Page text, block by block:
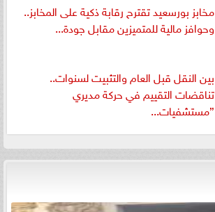
مخابز بورسعيد تقترح رقابة ذكية على المخابز..
وحوافز مالية للمتميزين مقابل جودة...
بين النقل قبل العام والتثبيت لسنوات..
تناقضات التقييم في حركة مديري
”مستشفيات...